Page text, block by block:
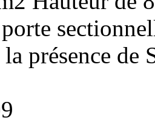
présence